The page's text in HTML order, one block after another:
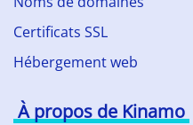
Certificats SSL
Hébergement web
À propos de Kinamo